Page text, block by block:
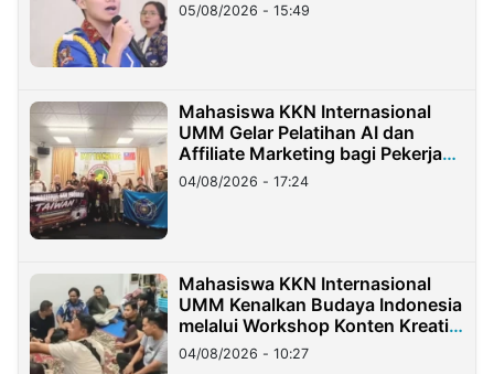
05/08/2026 - 15:49
Mahasiswa KKN Internasional
UMM Gelar Pelatihan AI dan
Affiliate Marketing bagi Pekerja
Migran Indonesia di Taiwan
04/08/2026 - 17:24
Mahasiswa KKN Internasional
UMM Kenalkan Budaya Indonesia
melalui Workshop Konten Kreatif
di Taiwan
04/08/2026 - 10:27